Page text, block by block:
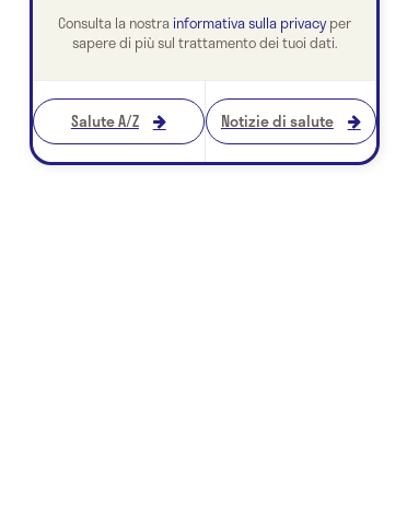
Consulta la nostra informativa sulla privacyper
sapere di più sul trattamento dei tuoi dati.
Salute A/Z Notizie di salute